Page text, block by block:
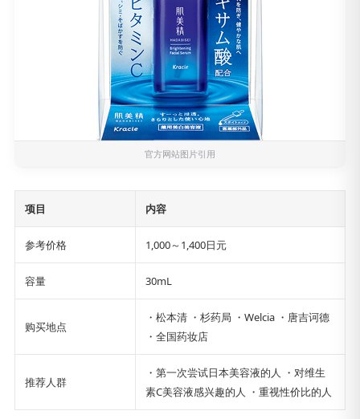
官方网站图片引用
项目 内容
参考价格 1,000～1,400日元
容量 30mL
购买地点
・松本清 ・杉药局 ・Welcia ・唐吉诃德
・全国药妆店
推荐人群
・第一次尝试日本美容液的人 ・对维生
素C美容液感兴趣的人 ・重视性价比的人